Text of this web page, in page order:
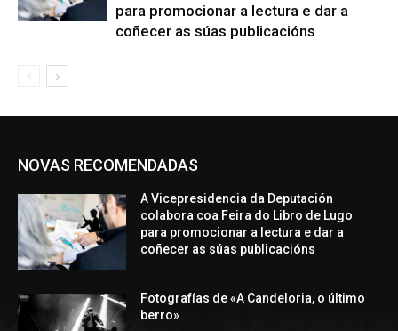
para promocionar a lectura e dar a
coñecer as súas publicacións
NOVAS RECOMENDADAS
A Vicepresidencia da Deputación
colabora coa Feira do Libro de Lugo
para promocionar a lectura e dar a
coñecer as súas publicacións
Fotografías de «A Candeloria, o último
berro»